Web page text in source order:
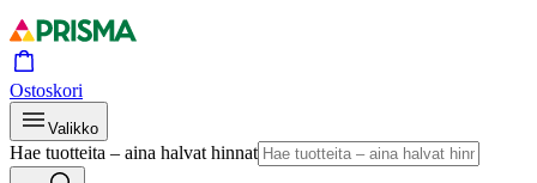
Ostoskori
Valikko
Hae tuotteita – aina halvat hinnat